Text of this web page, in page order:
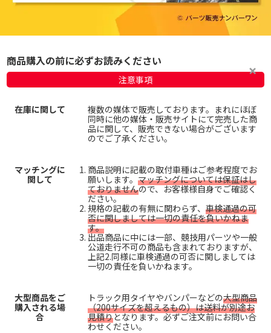
商品購入の前に必ずお読みください
注意事項
在庫に関して
複数の媒体で販売しております。まれにほぼ
同時に他の媒体・販売サイトにて完売した商
品に関して、販売できない場合がございます
のでご了承ください。
マッチングに
関して
商品説明に記載の取付車種はご参考程度でお
願いします。 マッチングについては保証はし
ておりませんので、お客様様自身でご確認く
ださい。
規格の記載の有無に関わらず、 車検通過の可
否に関しましては一切の責任を負いかねま
す。
出品商品に中には一部、競技用パーツや一般
公道走行不可の商品も含まれておりますが、
上記2.同様に車検通過の可否に関しましては
一切の責任を負いかねます。
大型商品をご
購入される場
合
トラック用タイヤやバンパーなどの大型商品
（200サイズを超えるもの）は送料が別途お
見積りとなります。必ずご注文前にお問い合
わせください。